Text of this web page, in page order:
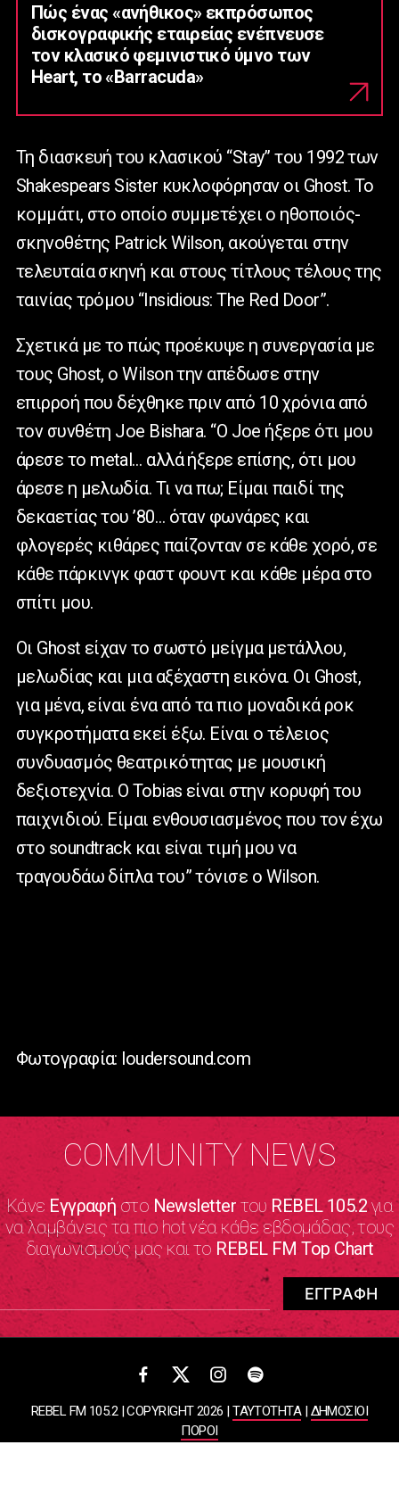
Πώς ένας «ανήθικος» εκπρόσωπος
δισκογραφικής εταιρείας ενέπνευσε
τον κλασικό φεμινιστικό ύμνο των
Heart, το «Barracuda»
Τη διασκευή του κλασικού “Stay” του 1992 των
Shakespears Sister κυκλοφόρησαν οι Ghost. Το
κομμάτι, στο οποίο συμμετέχει ο ηθοποιός-
σκηνοθέτης Patrick Wilson, ακούγεται στην
τελευταία σκηνή και στους τίτλους τέλους της
ταινίας τρόμου “Insidious: The Red Door”.
Σχετικά με το πώς προέκυψε η συνεργασία με
τους Ghost, ο Wilson την απέδωσε στην
επιρροή που δέχθηκε πριν από 10 χρόνια από
τον συνθέτη Joe Bishara. “Ο Joe ήξερε ότι μου
άρεσε το metal… αλλά ήξερε επίσης, ότι μου
άρεσε η μελωδία. Τι να πω; Είμαι παιδί της
δεκαετίας του ’80… όταν φωνάρες και
φλογερές κιθάρες παίζονταν σε κάθε χορό, σε
κάθε πάρκινγκ φαστ φουντ και κάθε μέρα στο
σπίτι μου.
Οι Ghost είχαν το σωστό μείγμα μετάλλου,
μελωδίας και μια αξέχαστη εικόνα. Οι Ghost,
για μένα, είναι ένα από τα πιο μοναδικά ροκ
συγκροτήματα εκεί έξω. Είναι ο τέλειος
συνδυασμός θεατρικότητας με μουσική
δεξιοτεχνία. Ο Tobias είναι στην κορυφή του
παιχνιδιού. Είμαι ενθουσιασμένος που τον έχω
στο soundtrack και είναι τιμή μου να
τραγουδάω δίπλα του” τόνισε ο Wilson.
Φωτογραφία: loudersound.com
COMMUNITY NEWS
Κάνε Εγγραφήστο NewsletterτουREBEL 105.2για
να λαμβάνεις τα πιο hot νέα κάθε εβδομάδας, τους
διαγωνισμούς μας και το REBEL FM Top Chart
REBEL FM 105.2 | COPYRIGHT 2026 |ΤΑΥΤΟΤΗΤΑ|ΔΗΜΟΣΙΟΙ
ΠΟΡΟΙ